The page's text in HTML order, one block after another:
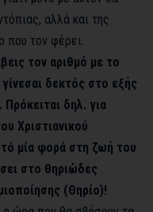
αλλά και της
που τον φέρει.
τον αριθμό με το
δεκτός στο εξής
δηλ. για
Χριστιανικού
μία φορά στη ζωή του
στο θηριώδες
(Θηρίο)!